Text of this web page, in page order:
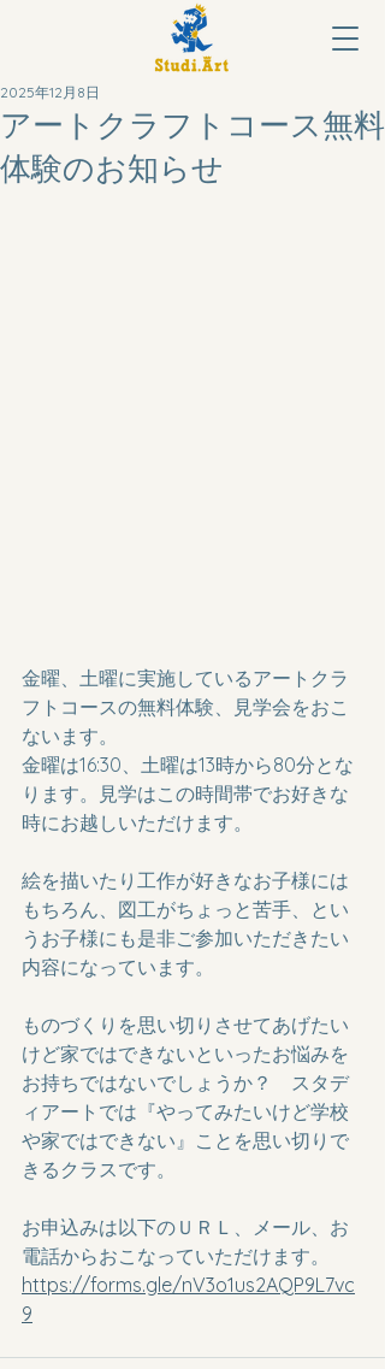
アートクラフトコース無料
体験のお知らせ
2025年12月8日
金曜、土曜に実施しているアートクラ
フトコースの無料体験、見学会をおこ
ないます。
金曜は16:30、土曜は13時から80分とな
ります。見学はこの時間帯でお好きな
時にお越しいただけます。
絵を描いたり工作が好きなお子様には
もちろん、図工がちょっと苦手、とい
うお子様にも是非ご参加いただきたい
内容になっています。
ものづくりを思い切りさせてあげたい
けど家ではできないといったお悩みを
お持ちではないでしょうか？　スタデ
ィアートでは『やってみたいけど学校
や家ではできない』ことを思い切りで
きるクラスです。
お申込みは以下のＵＲＬ、メール、お
電話からおこなっていただけます。
https://forms.gle/nV3o1us2AQP9L7vc
9